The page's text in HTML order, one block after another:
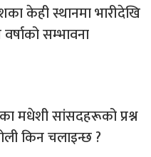
केही स्थानमा भारीदेखि
सम्भावना
मधेशी सांसदहरूको प्रश्न
किन चलाइन्छ ?